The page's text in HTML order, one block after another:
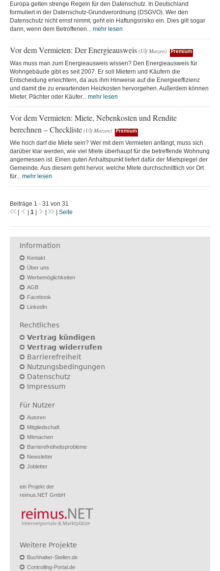
Europa gelten strenge Regeln für den Datenschutz. In Deutschland
formuliert in der Datenschutz-Grundverordnung (DSGVO). Wer den
Datenschutz nicht ernst nimmt, geht ein Haftungsrisiko ein. Dies gilt sogar
dann, wenn dem Betroffenen... mehr lesen
Vor dem Vermieten: Der Energieausweis (Ulf Matzen) Premium
Was muss man zum Energieausweis wissen? Den Energieausweis für
Wohngebäude gibt es seit 2007. Er soll Mietern und Käufern die
Entscheidung erleichtern, da aus ihm Hinweise auf die Energieeffizienz
und damit die zu erwartenden Heizkosten hervorgehen. Außerdem können
Mieter, Pächter oder Käufer... mehr lesen
Vor dem Vermieten: Miete, Nebenkosten und Rendite
berechnen – Checkliste (Ulf Matzen) Premium
Wie hoch darf die Miete sein? Wer mit dem Vermieten anfängt, muss sich
darüber klar werden, wie viel Miete überhaupt für die betreffende Wohnung
angemessen ist. Einen guten Anhaltspunkt liefert dafür der Mietspiegel der
Gemeinde. Aus diesem geht hervor, welche Miete durchschnittlich vor Ort
für... mehr lesen
Beiträge 1 - 31 von 31
1 Seite
Information
Kontakt
Über uns
Werbemöglichkeiten
AGB
Facebook
LinkedIn
Rechtliches
Vertrag kündigen
Vertrag widerrufen
Barrierefreiheit
Nutzungsbedingungen
Datenschutz
Impressum
Für Nutzer
Autoren
Mitgliedschaft
Mitmachen
Barrierefreiheitsprobleme
Newsletter
Jobletter
ein Projekt der
reimus.NET GmbH
Weitere Projekte
Buchhalter-Stellen.de
Controlling-Portal.de